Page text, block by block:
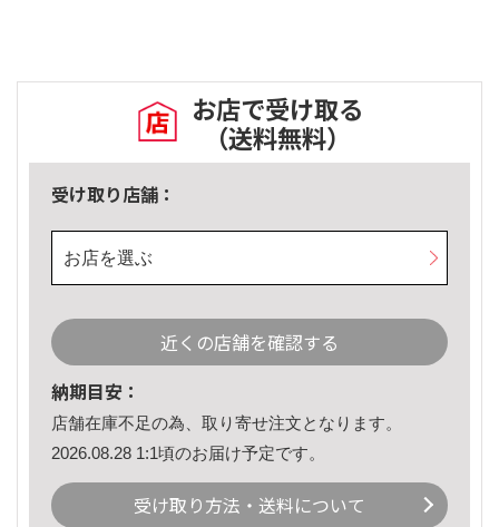
お店で受け取る
（送料無料）
受け取り店舗：
お店を選ぶ
近くの店舗を確認する
納期目安：
店舗在庫不足の為、取り寄せ注文となります。
2026.08.28 1:1頃のお届け予定です。
受け取り方法・送料について